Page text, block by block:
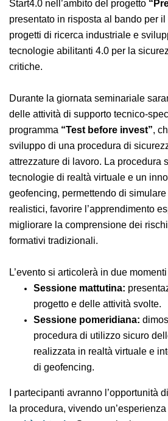
Start4.0 nell’ambito del progetto
Innovation” , presentato in
finanziamento di progetti di
sviluppo sperimentale sulle
la sicurezza delle infrastrutture
Durante la giornata seminariale
risultati delle attività di supporto
di INAIL al programma“Test
portato allo sviluppo di una
l’utilizzo delle attrezzature di
sfrutta avanzate tecnologie di
innovativo sistema di geofencing,
simulare scenari di rischio
l’apprendimento esperienziale e
comprensione dei rischi rispetto
L’evento si articolerà in due
Sessione mattutina:
del progetto e delle attività
Sessione pomeridiana:
della procedura di utilizzo
attrezzature, realizzata in
integrata con il sistema di
I partecipanti avranno